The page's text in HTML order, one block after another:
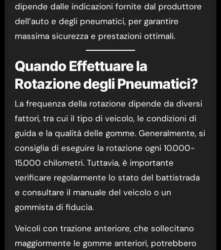
dipende dalle indicazioni fornite dal produttore
dell’auto e degli pneumatici, per garantire
massima sicurezza e prestazioni ottimali.
Quando Effettuare la
Rotazione degli Pneumatici?
La frequenza della rotazione dipende da diversi
fattori, tra cui il tipo di veicolo, le condizioni di
guida e la qualità delle gomme. Generalmente, si
consiglia di eseguire la rotazione ogni 10.000-
15.000 chilometri. Tuttavia, è importante
verificare regolarmente lo stato del battistrada
e consultare il manuale del veicolo o un
gommista di fiducia.
Veicoli con trazione anteriore, che sollecitano
maggiormente le gomme anteriori, potrebbero